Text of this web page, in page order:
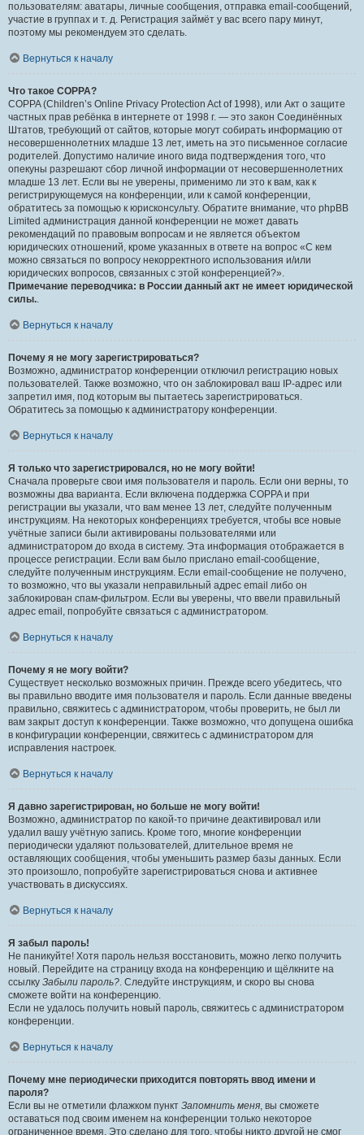
пользователям: аватары, личные сообщения, отправка email-сообщений,
участие в группах и т. д. Регистрация займёт у вас всего пару минут,
поэтому мы рекомендуем это сделать.
Вернуться к началу
Что такое COPPA?
COPPA (Children’s Online Privacy Protection Act of 1998), или Акт о защите
частных прав ребёнка в интернете от 1998 г. — это закон Соединённых
Штатов, требующий от сайтов, которые могут собирать информацию от
несовершеннолетних младше 13 лет, иметь на это письменное согласие
родителей. Допустимо наличие иного вида подтверждения того, что
опекуны разрешают сбор личной информации от несовершеннолетних
младше 13 лет. Если вы не уверены, применимо ли это к вам, как к
регистрирующемуся на конференции, или к самой конференции,
обратитесь за помощью к юрисконсульту. Обратите внимание, что phpBB
Limited администрация данной конференции не может давать
рекомендаций по правовым вопросам и не является объектом
юридических отношений, кроме указанных в ответе на вопрос «С кем
можно связаться по вопросу некорректного использования и/или
юридических вопросов, связанных с этой конференцией?».
Примечание переводчика: в России данный акт не имеет юридической
силы..
Вернуться к началу
Почему я не могу зарегистрироваться?
Возможно, администратор конференции отключил регистрацию новых
пользователей. Также возможно, что он заблокировал ваш IP-адрес или
запретил имя, под которым вы пытаетесь зарегистрироваться.
Обратитесь за помощью к администратору конференции.
Вернуться к началу
Я только что зарегистрировался, но не могу войти!
Сначала проверьте свои имя пользователя и пароль. Если они верны, то
возможны два варианта. Если включена поддержка COPPA и при
регистрации вы указали, что вам менее 13 лет, следуйте полученным
инструкциям. На некоторых конференциях требуется, чтобы все новые
учётные записи были активированы пользователями или
администратором до входа в систему. Эта информация отображается в
процессе регистрации. Если вам было прислано email-сообщение,
следуйте полученным инструкциям. Если email-сообщение не получено,
то возможно, что вы указали неправильный адрес email либо он
заблокирован спам-фильтром. Если вы уверены, что ввели правильный
адрес email, попробуйте связаться с администратором.
Вернуться к началу
Почему я не могу войти?
Существует несколько возможных причин. Прежде всего убедитесь, что
вы правильно вводите имя пользователя и пароль. Если данные введены
правильно, свяжитесь с администратором, чтобы проверить, не был ли
вам закрыт доступ к конференции. Также возможно, что допущена ошибка
в конфигурации конференции, свяжитесь с администратором для
исправления настроек.
Вернуться к началу
Я давно зарегистрирован, но больше не могу войти!
Возможно, администратор по какой-то причине деактивировал или
удалил вашу учётную запись. Кроме того, многие конференции
периодически удаляют пользователей, длительное время не
оставляющих сообщения, чтобы уменьшить размер базы данных. Если
это произошло, попробуйте зарегистрироваться снова и активнее
участвовать в дискуссиях.
Вернуться к началу
Я забыл пароль!
Не паникуйте! Хотя пароль нельзя восстановить, можно легко получить
новый. Перейдите на страницу входа на конференцию и щёлкните на
ссылку Забыли пароль?. Следуйте инструкциям, и скоро вы снова
сможете войти на конференцию.
Если не удалось получить новый пароль, свяжитесь с администратором
конференции.
Вернуться к началу
Почему мне периодически приходится повторять ввод имени и
пароля?
Если вы не отметили флажком пункт Запомнить меня, вы сможете
оставаться под своим именем на конференции только некоторое
ограниченное время. Это сделано для того, чтобы никто другой не смог